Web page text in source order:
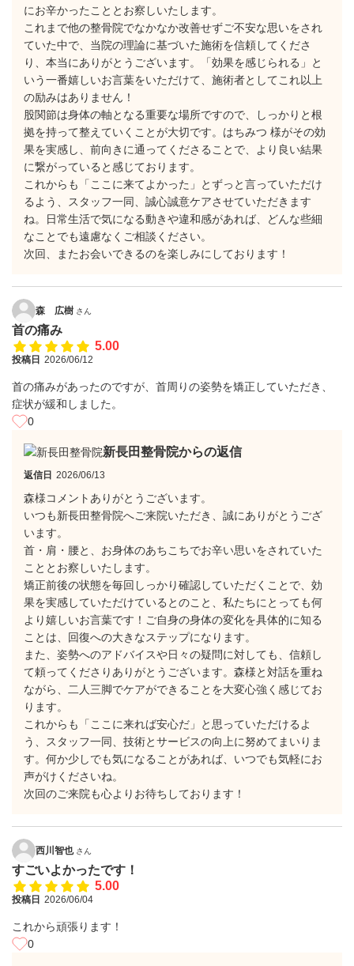
にお辛かったこととお察しいたします。
​これまで他の整骨院でなかなか改善せずご不安な思いをされ
ていた中で、当院の理論に基づいた施術を信頼してくださ
り、本当にありがとうございます。「効果を感じられる」と
いう一番嬉しいお言葉をいただけて、施術者としてこれ以上
の励みはありません！
​股関節は身体の軸となる重要な場所ですので、しっかりと根
拠を持って整えていくことが大切です。はちみつ 様がその効
果を実感し、前向きに通ってくださることで、より良い結果
に繋がっていると感じております。
​これからも「ここに来てよかった」とずっと言っていただけ
るよう、スタッフ一同、誠心誠意ケアさせていただきます
ね。日常生活で気になる動きや違和感があれば、どんな些細
なことでも遠慮なくご相談ください。
​次回、またお会いできるのを楽しみにしております！
森 広樹 さん
首の痛み
5.00
投稿日 2026/06/12
首の痛みがあったのですが、首周りの姿勢を矯正していただき、
症状が緩和しました。
0
新長田整骨院からの返信
返信日 2026/06/13
森様コメントありがとうございます。
いつも新長田整骨院へご来院いただき、誠にありがとうござ
います。
首・肩・腰と、お身体のあちこちでお辛い思いをされていた
こととお察しいたします。
​矯正前後の状態を毎回しっかり確認していただくことで、効
果を実感していただけているとのこと、私たちにとっても何
より嬉しいお言葉です！ご自身の身体の変化を具体的に知る
ことは、回復への大きなステップになります。
​また、姿勢へのアドバイスや日々の疑問に対しても、信頼し
て頼ってくださりありがとうございます。森様と対話を重ね
ながら、二人三脚でケアができることを大変心強く感じてお
ります。
​これからも「ここに来れば安心だ」と思っていただけるよ
う、スタッフ一同、技術とサービスの向上に努めてまいりま
す。何か少しでも気になることがあれば、いつでも気軽にお
声がけくださいね。
​次回のご来院も心よりお待ちしております！
西川智也 さん
すごいよかったです！
5.00
投稿日 2026/06/04
これから頑張ります！
0